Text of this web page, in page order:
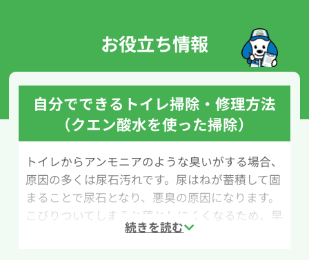
お役立ち情報
自分でできるトイレ掃除・修理方法
（クエン酸水を使った掃除）
トイレからアンモニアのような臭いがする場合、
原因の多くは尿石汚れです。尿はねが蓄積して固
まることで尿石となり、悪臭の原因になります。
こびりついてしまうと落としにくくなるため、早
めの掃除と定期的なメンテナンスが大切です。こ